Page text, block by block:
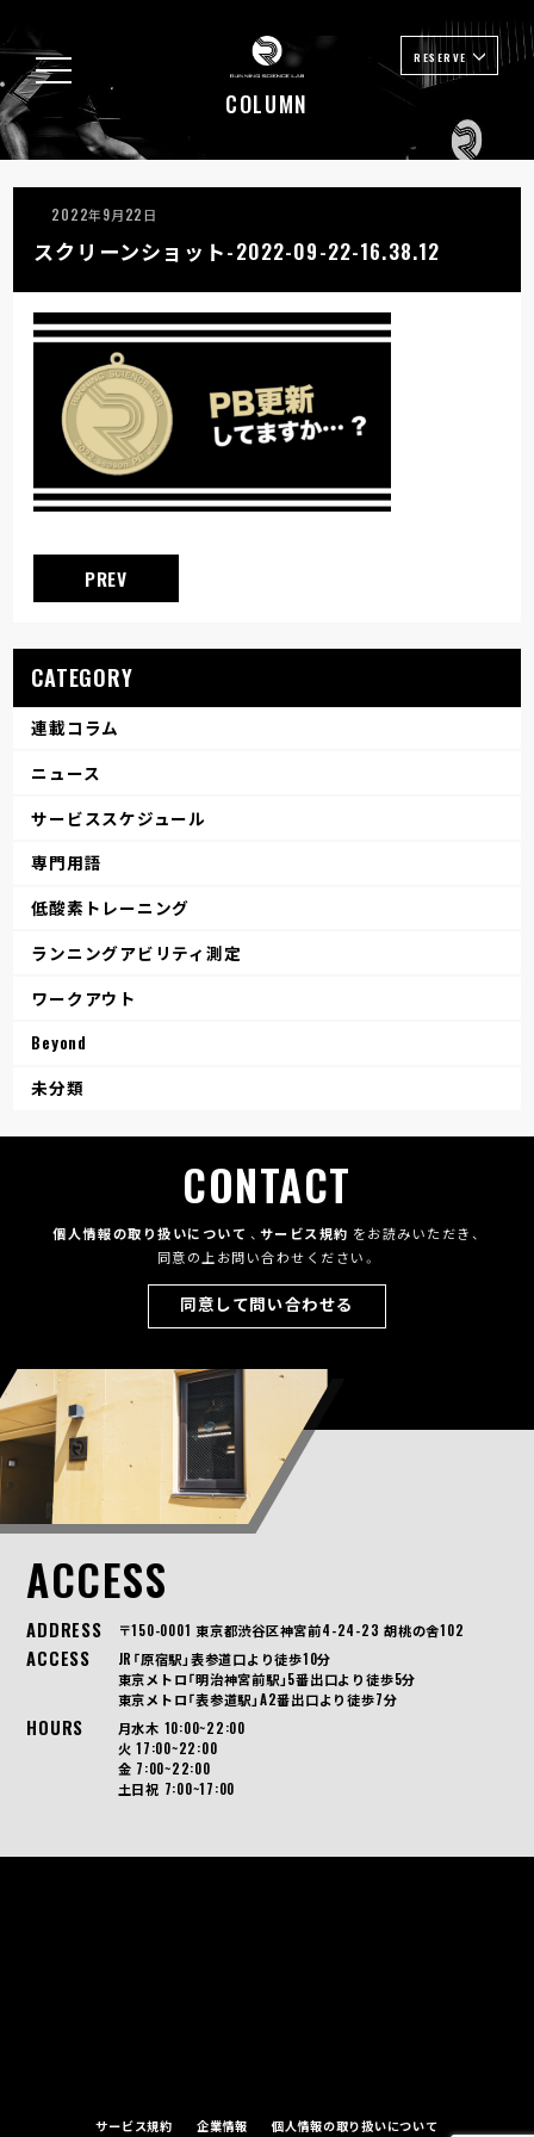
RESERVE
COLUMN
2022年9月22日
スクリーンショット-2022-09-22-16.38.12
PREV
CATEGORY
連載コラム
ニュース
サービススケジュール
専門用語
低酸素トレーニング
ランニングアビリティ測定
ワークアウト
Beyond
未分類
CONTACT
個人情報の取り扱いについて 、 サービス規約 をお読みいただき、
同意の上お問い合わせください。
同意して問い合わせる
ACCESS
ADDRESS 〒150-0001 東京都渋谷区神宮前4-24-23 胡桃の舎102
ACCESS
JR「原宿駅」表参道口より徒歩10分
東京メトロ「明治神宮前駅」5番出口より徒歩5分
東京メトロ「表参道駅」A2番出口より徒歩7分
HOURS
月水木 10:00~22:00
火 17:00~22:00
金 7:00~22:00
土日祝 7:00~17:00
サービス規約 企業情報 個人情報の取り扱いについて